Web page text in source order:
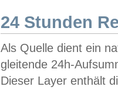
24 Stunden
Als Quelle dient ein
gleitende 24h-
Dieser Layer enthält